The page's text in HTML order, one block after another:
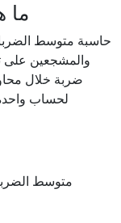
ما
حاسبة متوسط
والمشجعين على
ضربة خلال
لحساب
متوسط